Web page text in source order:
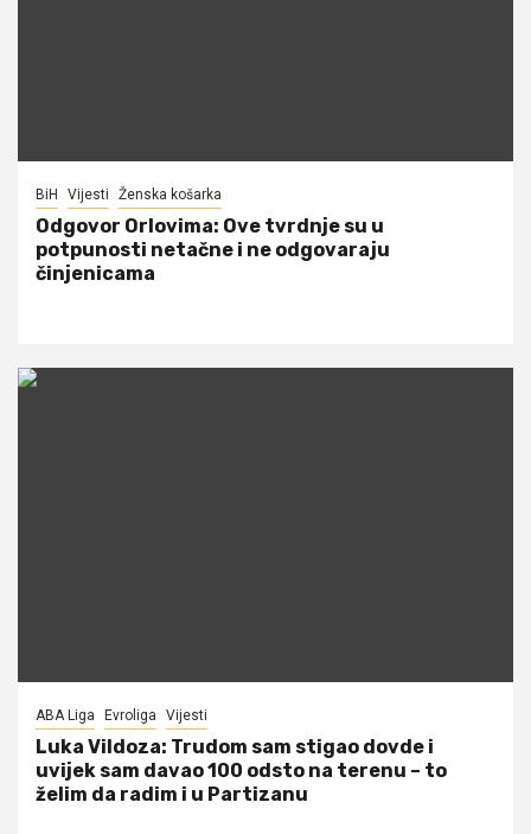
BiH Vijesti Ženska košarka
Odgovor Orlovima: ​Ove tvrdnje su u
potpunosti netačne i ne odgovaraju
činjenicama
ABA Liga Evroliga Vijesti
Luka Vildoza: Trudom sam stigao dovde i
uvijek sam davao 100 odsto na terenu – to
želim da radim i u Partizanu